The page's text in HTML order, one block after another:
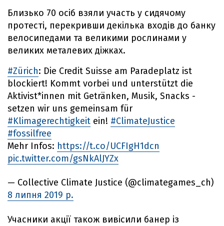
Близько 70 осіб взяли участь у сидячому
протесті, перекривши декілька входів до банку
велосипедами та великими рослинами у
великих металевих діжках.
#Zürich: Die Credit Suisse am Paradeplatz ist
blockiert! Kommt vorbei und unterstützt die
Aktivist*innen mit Getränken, Musik, Snacks -
setzen wir uns gemeinsam für
#Klimagerechtigkeit ein! #ClimateJustice
#fossilfree
Mehr Infos: https://t.co/UCFIgH1dcn
pic.twitter.com/gsNkAlJYZx
— Collective Climate Justice (@climategames_ch)
8 липня 2019 р.
Учасники акції також вивісили банер із